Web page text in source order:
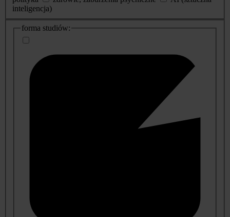
inteligencja)
dodatkowe
informacje
forma studiów: